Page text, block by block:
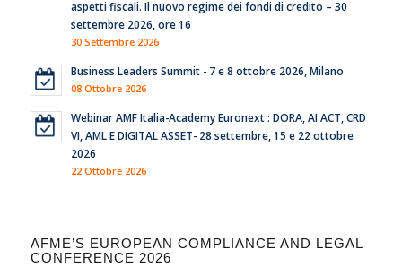
aspetti fiscali. Il nuovo regime dei fondi di credito – 30
settembre 2026, ore 16
30 Settembre 2026
Business Leaders Summit - 7 e 8 ottobre 2026, Milano
08 Ottobre 2026
Webinar AMF Italia-Academy Euronext : DORA, AI ACT, CRD
VI, AML E DIGITAL ASSET- 28 settembre, 15 e 22 ottobre
2026
22 Ottobre 2026
AFME’S EUROPEAN COMPLIANCE AND LEGAL
CONFERENCE 2026